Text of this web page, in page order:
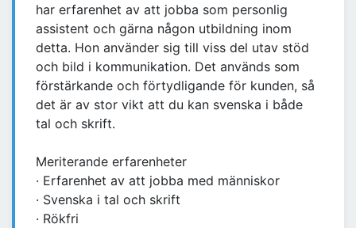
har erfarenhet av att jobba som personlig
assistent och gärna någon utbildning inom
detta. Hon använder sig till viss del utav stöd
och bild i kommunikation. Det används som
förstärkande och förtydligande för kunden, så
det är av stor vikt att du kan svenska i både
tal och skrift.
Meriterande erfarenheter
· Erfarenhet av att jobba med människor
· Svenska i tal och skrift
· Rökfri